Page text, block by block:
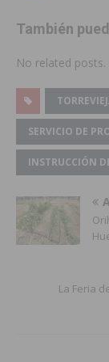
También
No related posts.
SERVICIO DE
INSTRUCCIÓN
La Feria